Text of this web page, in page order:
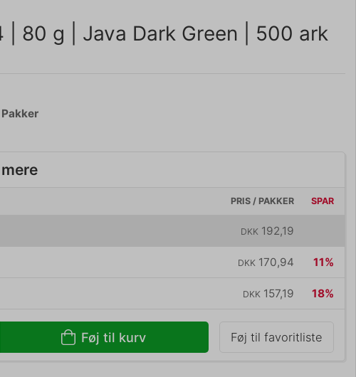
| 80 g | Java Dark Green | 500 ark
PRIS / PAKKER SPAR
Føj til kurv Føj til favoritliste
DKK 192,19
DKK 170,94 11%
DKK 157,19 18%